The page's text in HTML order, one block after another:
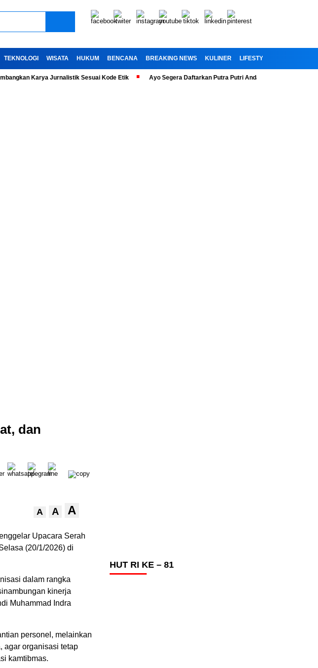
TEKNOLOGI WISATA HUKUM BENCANA BREAKING NEWS KULINER LIFESTYLE
Karya Jurnalistik Sesuai Kode Etik Ayo Segera Daftarkan Putra Putri Anda” Telah Dibuka Penerimaan
dan
A A A
Upacara Serah
(20/1/2026) di
dalam rangka
kinerja
Muhammad Indra
personel, melainkan
agar organisasi tetap
kamtibmas.
HUT RI KE – 81